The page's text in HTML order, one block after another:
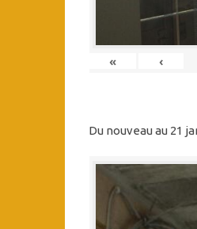
« ‹
Du nouveau au 21